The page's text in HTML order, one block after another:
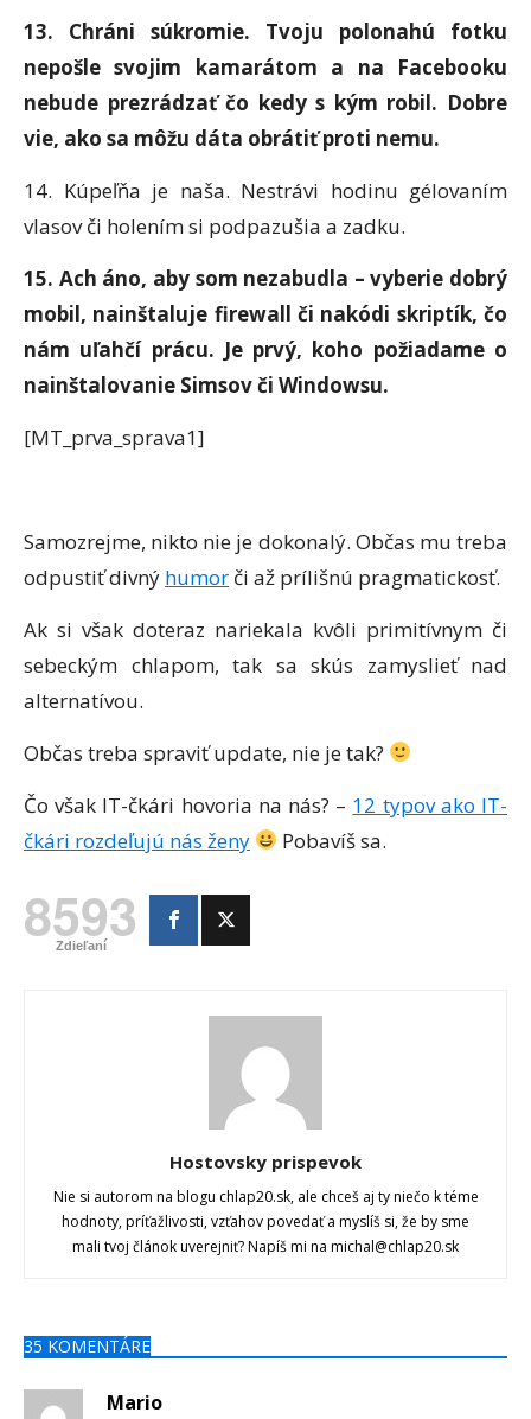
13. Chráni súkromie. Tvoju polonahú fotku
nepošle svojim kamarátom a na Facebooku
nebude prezrádzať čo kedy s kým robil. Dobre
vie, ako sa môžu dáta obrátiť proti nemu.
14. Kúpeľňa je naša. Nestrávi hodinu gélovaním
vlasov či holením si podpazušia a zadku.
15. Ach áno, aby som nezabudla – vyberie dobrý
mobil, nainštaluje firewall či nakódi skriptík, čo
nám uľahčí prácu. Je prvý, koho požiadame o
nainštalovanie Simsov či Windowsu.
[MT_prva_sprava1]
Samozrejme, nikto nie je dokonalý. Občas mu treba
odpustiť divný humor či až prílišnú pragmatickosť.
Ak si však doteraz nariekala kvôli primitívnym či
sebeckým chlapom, tak sa skús zamyslieť nad
alternatívou.
Občas treba spraviť update, nie je tak?
Čo však IT-čkári hovoria na nás? – 12 typov ako IT-
čkári rozdeľujú nás ženy
Pobavíš sa.
8593
Zdieľaní
Hostovsky prispevok
Nie si autorom na blogu chlap20.sk, ale chceš aj ty niečo k téme
hodnoty, príťažlivosti, vzťahov povedať a myslíš si, že by sme
mali tvoj článok uverejniť? Napíš mi na michal@chlap20.sk
35 KOMENTÁRE
Mario